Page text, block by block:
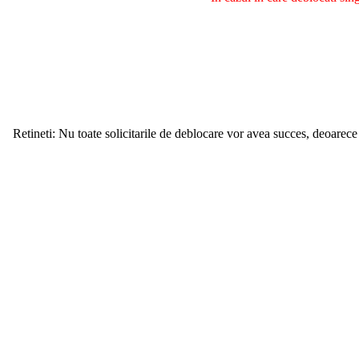
Retineti: Nu toate solicitarile de deblocare vor avea succes,